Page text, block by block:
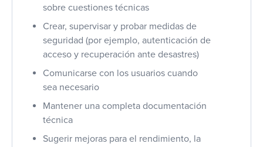
sobre cuestiones técnicas
Crear, supervisar y probar medidas de
seguridad (por ejemplo, autenticación de
acceso y recuperación ante desastres)
Comunicarse con los usuarios cuando
sea necesario
Mantener una completa documentación
técnica
Sugerir mejoras para el rendimiento, la